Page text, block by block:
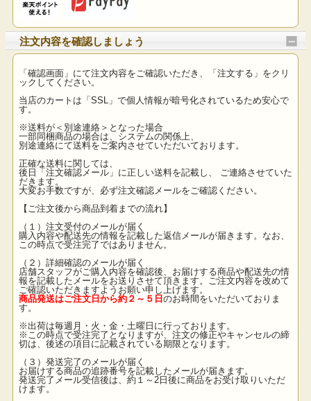
注文内容を確認しましょう
「確認画面」にて注文内容をご確認いただき、「注文する」をクリ
ックしてください。
当店のカートは「SSL」で個人情報が暗号化されているため安心で
す。
※送料が＜別途連絡＞となった場合
一部同梱商品の場合は、システムの関係上、
別途連絡にて送料をご案内させていただいております。
正確な送料に関しては、
後日「注文確認メール」に正しい送料を記載し、 ご連絡させていた
だきます。
大変お手数ですが、必ず注文確認メールをご確認ください。
【ご注文後から商品到着までの流れ】
（１）注文受付のメールが届く
購入内容や配送先の情報を記載した返信メールが届きます。なお、
この時点で受注完了ではありません。
（２）詳細確認のメールが届く
店舗スタッフがご購入内容を確認後、お届けする商品や配送先の情
報を記載したメールをお送りさせて頂きます。ご注文内容を改めて
ご確認いただきますようお願い申し上げます。
商品発送はご注文日から約２～５日 のお時間をいただいておりま
す。
※出荷は毎週月・火・金・土曜日に行っております。
※この時点で受注完了となりますが、注文の修正やキャンセルの締
切は、後述の項目に記載されている期限となります。
（３）発送完了のメールが届く
お届けする商品の追跡番号を記載したメールが届きます。
発送完了メール受信後は、約１～2日後に商品をお受け取りいただ
けます。